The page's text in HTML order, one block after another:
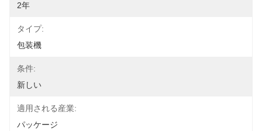
2年
タイプ:
包装機
条件:
新しい
適用される産業:
パッケージ